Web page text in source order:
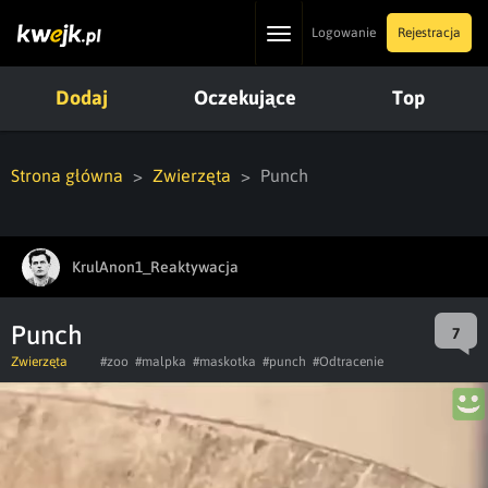
ToggleLogowanie Rejestracja
Dodaj Oczekujące Top
Strona główna Zwierzęta Punch
KrulAnon1_Reaktywacja
Punch 7
Zwierzęta #zoo #malpka #maskotka #punch #Odtracenie